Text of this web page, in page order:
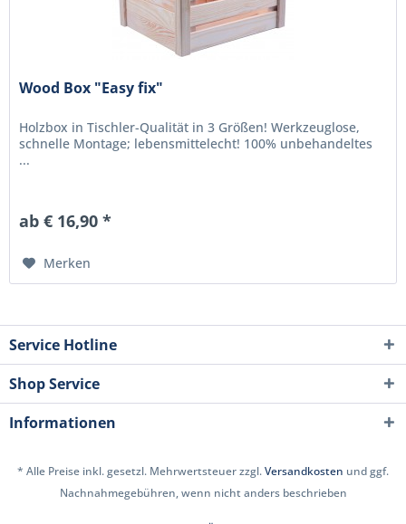
Wood Box "Easy fix"
Holzbox in Tischler-Qualität in 3 Größen! Werkzeuglose,
schnelle Montage; lebensmittelecht! 100% unbehandeltes
...
ab € 16,90 *
Merken
Service Hotline
Shop Service
Informationen
* Alle Preise inkl. gesetzl. Mehrwertsteuer zzgl.Versandkosten und ggf.
Nachnahmegebühren, wenn nicht anders beschrieben